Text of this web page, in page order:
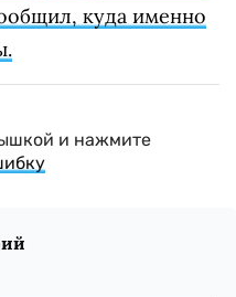
куда именно
и нажмите